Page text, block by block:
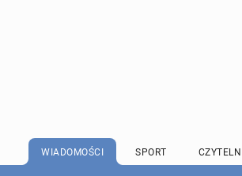
WIADOMOŚCI SPORT